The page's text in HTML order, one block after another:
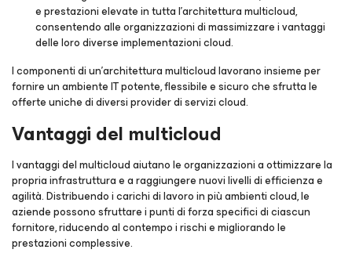
e prestazioni elevate in tutta l'architettura multicloud,
consentendo alle organizzazioni di massimizzare i vantaggi
delle loro diverse implementazioni cloud.
I componenti di un'architettura multicloud lavorano insieme per
fornire un ambiente IT potente, flessibile e sicuro che sfrutta le
offerte uniche di diversi provider di servizi cloud.
Vantaggi del multicloud
I vantaggi del multicloud aiutano le organizzazioni a ottimizzare la
propria infrastruttura e a raggiungere nuovi livelli di efficienza e
agilità. Distribuendo i carichi di lavoro in più ambienti cloud, le
aziende possono sfruttare i punti di forza specifici di ciascun
fornitore, riducendo al contempo i rischi e migliorando le
prestazioni complessive.